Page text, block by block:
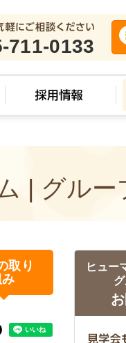
711-0133
| グルー
取り
ヒュー